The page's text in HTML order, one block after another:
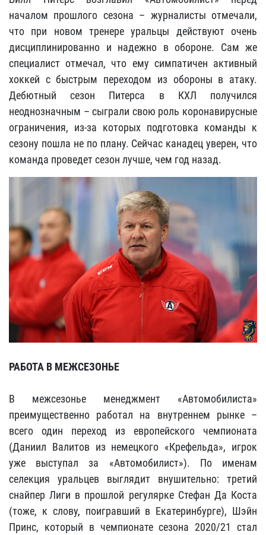
началом прошлого сезона – журналисты отмечали,
что при новом тренере уральцы действуют очень
дисциплинированно и надежно в обороне. Сам же
специалист отмечал, что ему симпатичен активный
хоккей с быстрым переходом из обороны в атаку.
Дебютный сезон Питерса в КХЛ получился
неоднозначным – сыграли свою роль коронавирусные
ограничения, из-за которых подготовка команды к
сезону пошла не по плану. Сейчас канадец уверен, что
команда проведет сезон лучше, чем год назад.
РАБОТА В МЕЖСЕЗОНЬЕ
В межсезонье менеджмент «Автомобилиста»
преимущественно работал на внутреннем рынке –
всего один переход из европейского чемпионата
(Даниил Валитов из немецкого «Крефельда», игрок
уже выступал за «Автомобилист»). По именам
селекция уральцев выглядит внушительно: третий
снайпер Лиги в прошлой регулярке Стефан Да Коста
(тоже, к слову, поигравший в Екатеринбурге), Шэйн
Принс, который в чемпионате сезона 2020/21 стал